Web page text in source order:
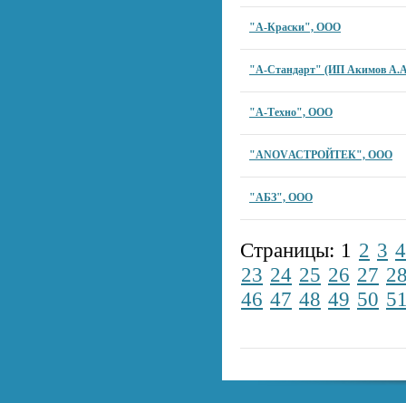
"А-Краски", ООО
"А-Стандарт" (ИП Акимов
"А-Техно", ООО
"АNOVАСТРОЙТЕК", ООО
"АБЗ", ООО
Страницы: 1 2 3 4
23 24 25 26 27
46 47 48 49 50